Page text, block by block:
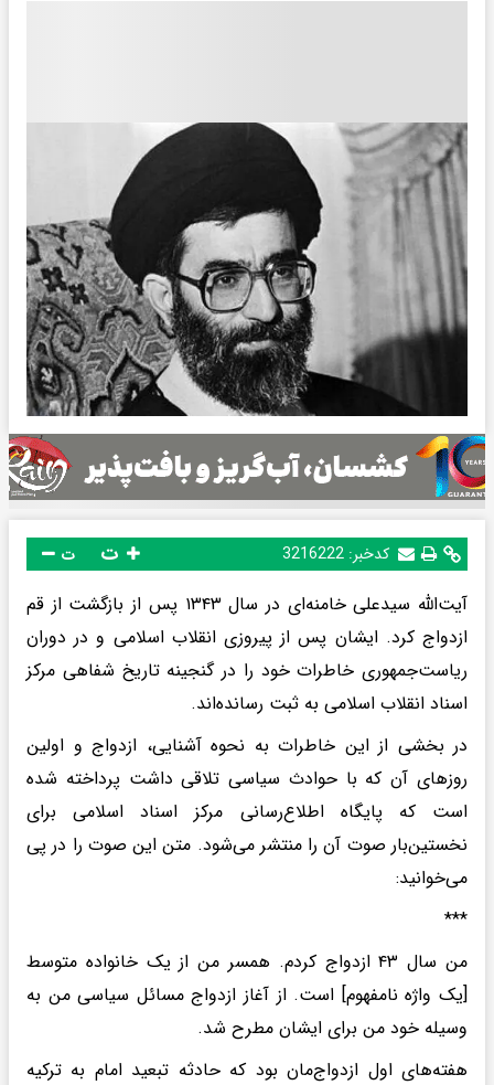
کدخبر: 3216222 ت
آیت‌الله سیدعلی خامنه‌ای در سال ۱۳۴۳ پس از بازگشت از قم
ازدواج کرد. ایشان پس از پیروزی انقلاب اسلامی و در دوران
ریاست‌جمهوری خاطرات خود را در گنجینه تاریخ شفاهی مرکز
اسناد انقلاب اسلامی به ثبت رسانده‌اند.
در بخشی از این خاطرات به نحوه آشنایی، ازدواج و اولین
روزهای آن که با حوادث سیاسی تلاقی داشت پرداخته شده
است که پایگاه اطلاع‌رسانی مرکز اسناد اسلامی برای
نخستین‌بار صوت آن را منتشر می‌شود. متن این صوت را در پی
می‌خوانید:
***
من سال ۴۳ ازدواج کردم. همسر من از یک خانواده متوسط
[یک واژه نامفهوم] است. از آغاز ازدواج مسائل سیاسی من به
وسیله خود من برای ایشان مطرح شد.
هفته‌های اول ازدواج‌مان بود که حادثه تبعید امام به ترکیه